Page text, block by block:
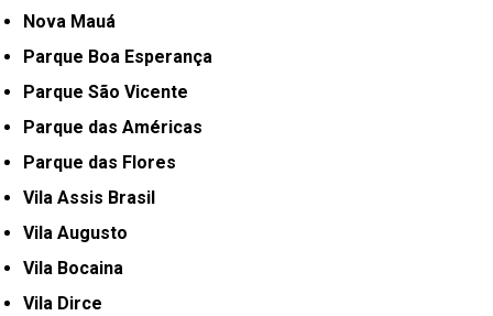
Nova Mauá
Parque Boa Esperança
Parque São Vicente
Parque das Américas
Parque das Flores
Vila Assis Brasil
Vila Augusto
Vila Bocaina
Vila Dirce